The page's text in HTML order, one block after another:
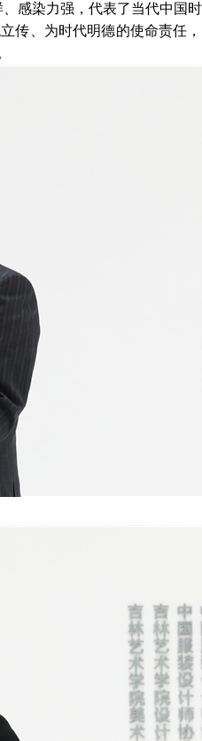
感染力强，代表了当代中国
传、为时代明德的使命责任